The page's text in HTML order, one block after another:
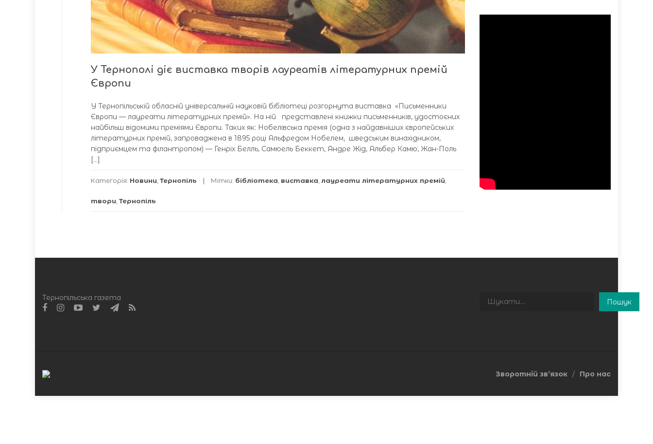
У Тернополі діє виставка творів лауреатів літературних премій
Європи
У Тернопільській обласній універсальній науковій бібліотеці розгорнута виставка «Письменники
Європи — лауреати літературних премій». На ній представлені книжки письменників, удостоєних
найбільш відомими преміями Європи. Таких як: Нобелівська премія (одна з найдавніших європейських
літературних премій, запроваджена в 1895 році Альфредом Нобелем, шведським винахідником,
підприємцем та філантропом) — Генріх Белль, Самюель Беккет, Андре Жід, Альбер Камю, Жан-Поль
[…]
Категорія: Новини Тернопіль Мітки: бібліотека виставка лауреати літературних премій
твори Тернопіль
Тернопільська газета Пошук
Пошук
Зворотній зв’язок Про нас